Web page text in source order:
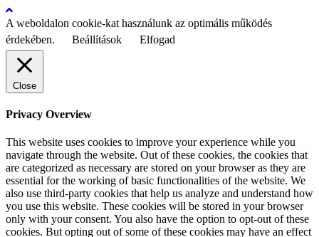
A weboldalon cookie-kat használunk az optimális működés
érdekében.
Beállítások Elfogad
Close
Privacy Overview
This website uses cookies to improve your experience while you
navigate through the website. Out of these cookies, the cookies that
are categorized as necessary are stored on your browser as they are
essential for the working of basic functionalities of the website. We
also use third-party cookies that help us analyze and understand how
you use this website. These cookies will be stored in your browser
only with your consent. You also have the option to opt-out of these
cookies. But opting out of some of these cookies may have an effect